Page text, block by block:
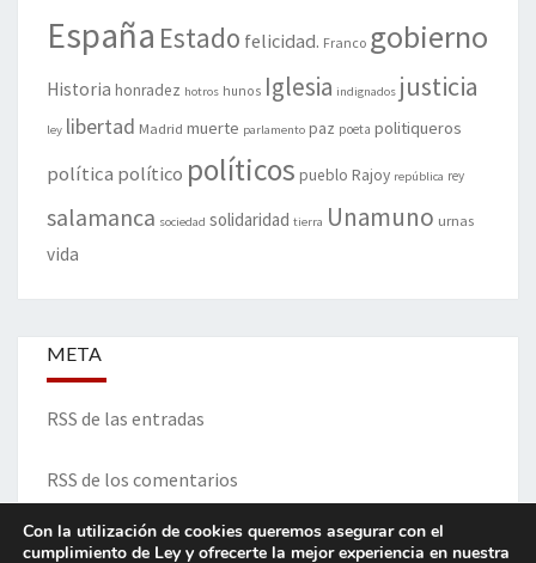
España Estado felicidad. Franco gobierno
Historia honradez hotros hunos Iglesia indignados justicia
ley libertad Madrid muerte parlamento paz poeta politiqueros
política político políticos pueblo Rajoy república rey
salamanca sociedad solidaridad tierra Unamuno urnas
vida
META
RSS de las entradas
RSS de los comentarios
Con la utilización de cookies queremos asegurar con el
cumplimiento de Ley y ofrecerte la mejor experiencia en nuestra